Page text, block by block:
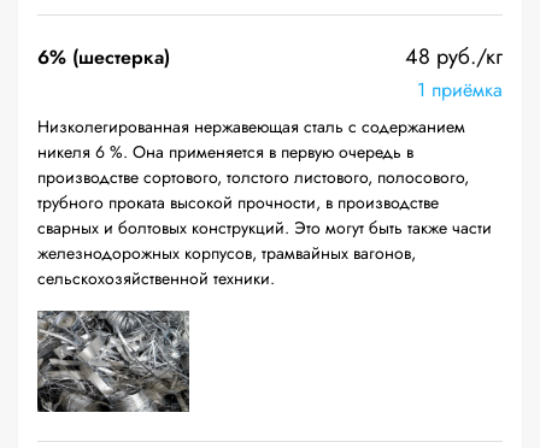
6% (шестерка) 48 руб./кг
1 приёмка
Низколегированная нержавеющая сталь с содержанием
никеля 6 %. Она применяется в первую очередь в
производстве сортового, толстого листового, полосового,
трубного проката высокой прочности, в производстве
сварных и болтовых конструкций. Это могут быть также части
железнодорожных корпусов, трамвайных вагонов,
сельскохозяйственной техники.